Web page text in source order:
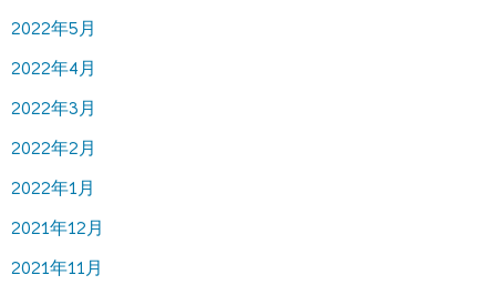
2022年5月
2022年4月
2022年3月
2022年2月
2022年1月
2021年12月
2021年11月